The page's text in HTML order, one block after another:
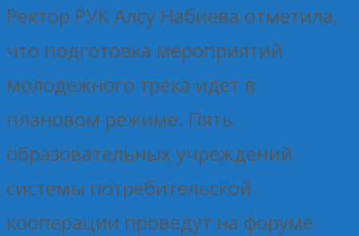
Ректор РУК Алсу Набиева отметила,
что подготовка мероприятий
молодежного трека идет в
плановом режиме. Пять
образовательных учреждений
системы потребительской
кооперации проведут на форуме